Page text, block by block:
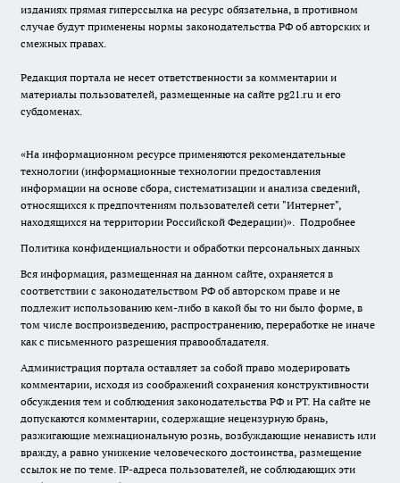
изданиях прямая гиперссылка на ресурс обязательна, в противном
случае будут применены нормы законодательства РФ об авторских и
смежных правах.
Редакция портала не несет ответственности за комментарии и
материалы пользователей, размещенные на сайте pg21.ru и его
субдоменах.
«На информационном ресурсе применяются рекомендательные
технологии (информационные технологии предоставления
информации на основе сбора, систематизации и анализа сведений,
относящихся к предпочтениям пользователей сети "Интернет",
находящихся на территории Российской Федерации)». Подробнее
Политика конфиденциальности и обработки персональных данных
Вся информация, размещенная на данном сайте, охраняется в
соответствии с законодательством РФ об авторском праве и не
подлежит использованию кем-либо в какой бы то ни было форме, в
том числе воспроизведению, распространению, переработке не иначе
как с письменного разрешения правообладателя.
Администрация портала оставляет за собой право модерировать
комментарии, исходя из соображений сохранения конструктивности
обсуждения тем и соблюдения законодательства РФ и РТ. На сайте не
допускаются комментарии, содержащие нецензурную брань,
разжигающие межнациональную рознь, возбуждающие ненависть или
вражду, а равно унижение человеческого достоинства, размещение
ссылок не по теме. IP-адреса пользователей, не соблюдающих эти